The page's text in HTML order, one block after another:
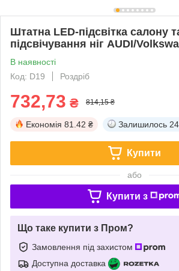
Штатна LED-підсвітка салону
підсвічування ніг AUDI/
В наявності
Код: D19
Роздріб
732,73 ₴ 814,15 ₴
Економія 81.42 ₴ Залишилось
Купити
або
Купити з
Що таке купити з Пром?
Замовлення під захистом
Доступна доставка